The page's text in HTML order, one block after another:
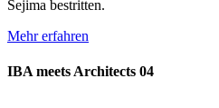
Sejima bestritten.
Mehr erfahren
IBA meets Architects 04